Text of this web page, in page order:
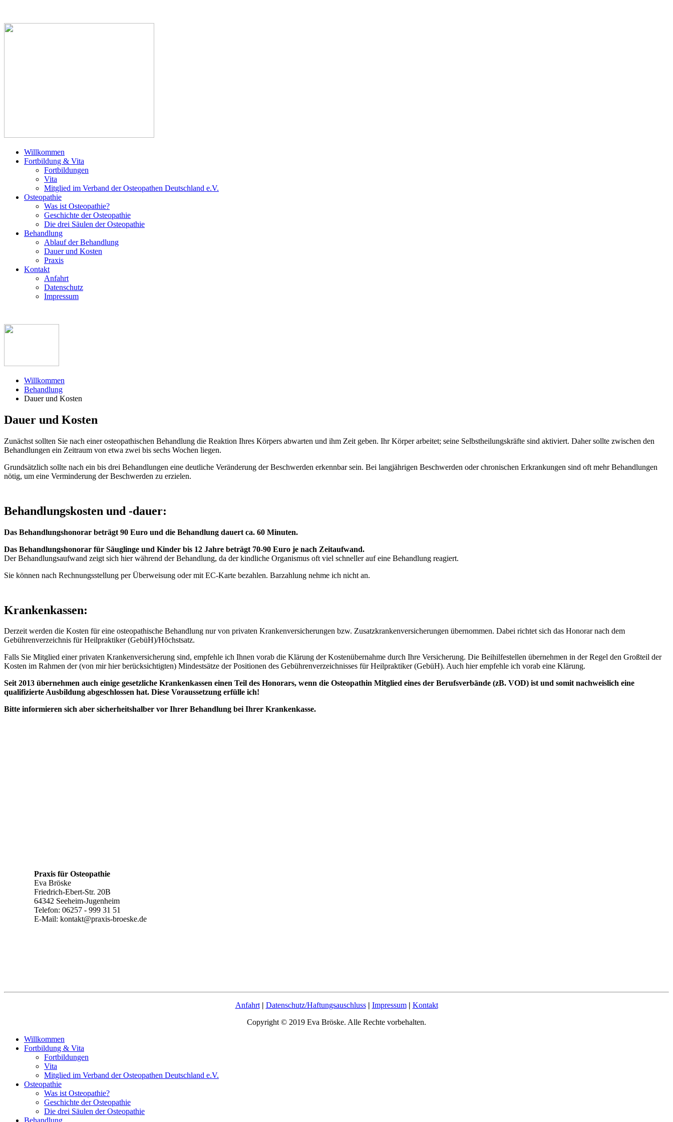
Willkommen
Fortbildung & Vita
Fortbildungen
Vita
Mitglied im Verband der Osteopathen Deutschland e.V.
Osteopathie
Was ist Osteopathie?
Geschichte der Osteopathie
Die drei Säulen der Osteopathie
Behandlung
Ablauf der Behandlung
Dauer und Kosten
Praxis
Kontakt
Anfahrt
Datenschutz
Impressum
Willkommen
Behandlung
Dauer und Kosten
Dauer und Kosten
Zunächst sollten Sie nach einer osteopathischen Behandlung die Reaktion Ihres Körpers abwarten und ihm Zeit geben. Ihr Körper arbeitet; seine Selbstheilungskräfte sind aktiviert. Daher sollte zwischen den
Behandlungen ein Zeitraum von etwa zwei bis sechs Wochen liegen.
Grundsätzlich sollte nach ein bis drei Behandlungen eine deutliche Veränderung der Beschwerden erkennbar sein. Bei langjährigen Beschwerden oder chronischen Erkrankungen sind oft mehr Behandlungen
nötig, um eine Verminderung der Beschwerden zu erzielen.
Behandlungskosten und -dauer:
Das Behandlungshonorar beträgt 90 Euro und die Behandlung dauert ca. 60 Minuten.
Das Behandlungshonorar für Säuglinge und Kinder bis 12 Jahre beträgt 70-90 Euro je nach Zeitaufwand.
Der Behandlungsaufwand zeigt sich hier während der Behandlung, da der kindliche Organismus oft viel schneller auf eine Behandlung reagiert.
Sie können nach Rechnungsstellung per Überweisung oder mit EC-Karte bezahlen. Barzahlung nehme ich nicht an.
Krankenkassen:
Derzeit werden die Kosten für eine osteopathische Behandlung nur von privaten Krankenversicherungen bzw. Zusatzkrankenversicherungen übernommen. Dabei richtet sich das Honorar nach dem
Gebührenverzeichnis für Heilpraktiker (GebüH)/Höchstsatz.
Falls Sie Mitglied einer privaten Krankenversicherung sind, empfehle ich Ihnen vorab die Klärung der Kostenübernahme durch Ihre Versicherung. Die Beihilfestellen übernehmen in der Regel den Großteil der
Kosten im Rahmen der (von mir hier berücksichtigten) Mindestsätze der Positionen des Gebührenverzeichnisses für Heilpraktiker (GebüH). Auch hier empfehle ich vorab eine Klärung.
Seit 2013 übernehmen auch einige gesetzliche Krankenkassen einen Teil des Honorars, wenn die Osteopathin Mitglied eines der Berufsverbände (zB. VOD) ist und somit nachweislich eine
qualifizierte Ausbildung abgeschlossen hat. Diese Voraussetzung erfülle ich!
Bitte informieren sich aber sicherheitshalber vor Ihrer Behandlung bei Ihrer Krankenkasse.
Praxis für Osteopathie
Eva Bröske
Friedrich-Ebert-Str. 20B
64342 Seeheim-Jugenheim
Telefon: 06257 - 999 31 51
E-Mail: kontakt@praxis-broeske.de
Anfahrt | Datenschutz/Haftungsauschluss | Impressum | Kontakt
Copyright © 2019 Eva Bröske. Alle Rechte vorbehalten.
Willkommen
Fortbildung & Vita
Fortbildungen
Vita
Mitglied im Verband der Osteopathen Deutschland e.V.
Osteopathie
Was ist Osteopathie?
Geschichte der Osteopathie
Die drei Säulen der Osteopathie